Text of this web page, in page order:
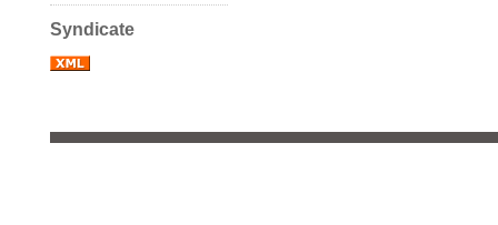
Syndicate